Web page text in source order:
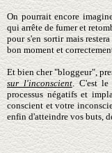
On pourrait encore
qui arrête de fumer et
pour s'en sortir mais
bon moment et
Et bien cher "bloggeur",
sur l'inconscient. C'est le
processus négatifs et
conscient et votre
enfin d'atteindre vos buts,